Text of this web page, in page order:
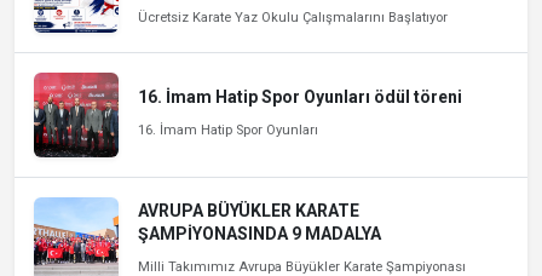
Ücretsiz Karate Yaz Okulu Çalışmalarını Başlatıyor
16. İmam Hatip Spor Oyunları ödül töreni
16. İmam Hatip Spor Oyunları
AVRUPA BÜYÜKLER KARATE
ŞAMPİYONASINDA 9 MADALYA
Milli Takımımız Avrupa Büyükler Karate Şampiyonası